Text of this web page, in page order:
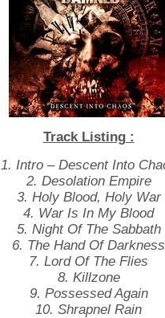
Track Listing :
1. Intro – Descent Into
2. Desolation Empire
3. Holy Blood, Holy War
4. War Is In My Blood
5. Night Of The Sabbath
6. The Hand Of Darkness
7. Lord Of The Flies
8. Killzone
9. Possessed Again
10. Shrapnel Rain